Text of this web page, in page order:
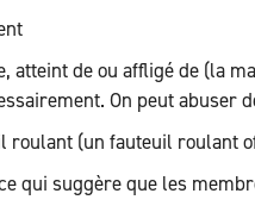
atteint de ou affligé de (la
On peut abuser
roulant (un fauteuil roulant
qui suggère que les